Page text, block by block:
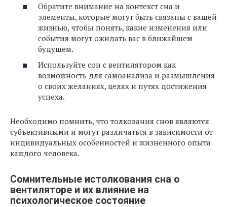
Обратите внимание на контекст сна и
элементы, которые могут быть связаны с вашей
жизнью, чтобы понять, какие изменения или
события могут ожидать вас в ближайшем
будущем.
Используйте сон с вентилятором как
возможность для самоанализа и размышления
о своих желаниях, целях и путях достижения
успеха.
Необходимо помнить, что толкования снов являются
субъективными и могут различаться в зависимости от
индивидуальных особенностей и жизненного опыта
каждого человека.
Сомнительные истолкования сна о
вентиляторе и их влияние на
психологическое состояние